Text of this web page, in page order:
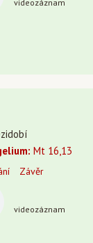
videozáznam
Mt 16,13
Závěr
videozáznam